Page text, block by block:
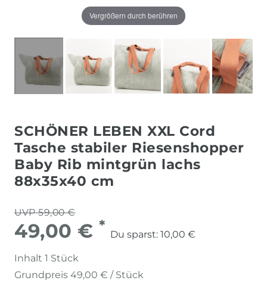
Vergrößern durch berühren
SCHÖNER LEBEN XXL Cord
Tasche stabiler Riesenshopper
Baby Rib mintgrün lachs
88x35x40 cm
UVP 59,00 €
49,00 € *
Du sparst: 10,00 €
Inhalt 1 Stück
Grundpreis 49,00 € / Stück